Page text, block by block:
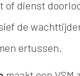
of dienst
de
ertussen.